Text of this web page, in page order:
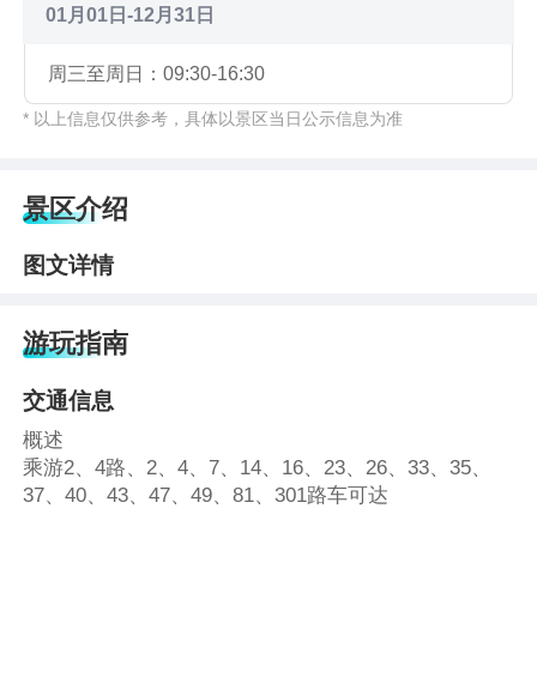
01月01日-12月31日
周三至周日：09:30-16:30
* 以上信息仅供参考，具体以景区当日公示信息为准
景区介绍
图文详情
游玩指南
交通信息
概述
乘游2、4路、2、4、7、14、16、23、26、33、35、
37、40、43、47、49、81、301路车可达